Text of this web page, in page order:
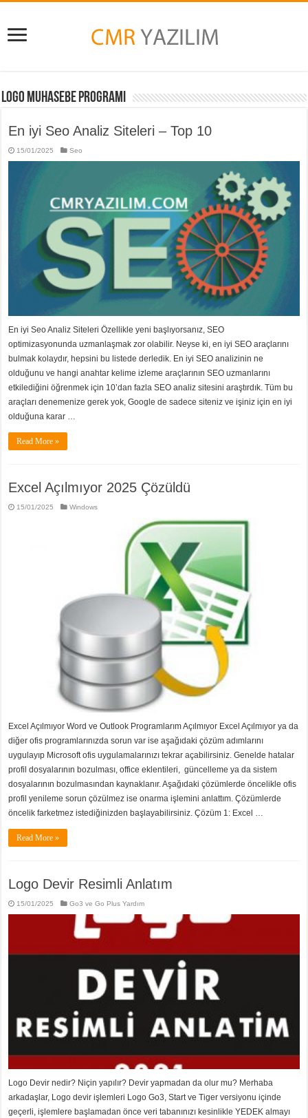
Logo Muhasebe Programı
En iyi Seo Analiz Siteleri – Top 10
15/01/2025 Seo
En iyi Seo Analiz Siteleri Özellikle yeni başlıyorsanız, SEO
optimizasyonunda uzmanlaşmak zor olabilir. Neyse ki, en iyi SEO araçlarını
bulmak kolaydır, hepsini bu listede derledik. En iyi SEO analizinin ne
olduğunu ve hangi anahtar kelime izleme araçlarının SEO uzmanlarını
etkilediğini öğrenmek için 10’dan fazla SEO analiz sitesini araştırdık. Tüm bu
araçları denemenize gerek yok, Google de sadece siteniz ve işiniz için en iyi
olduğuna karar …
Read More »
Excel Açılmıyor 2025 Çözüldü
15/01/2025 Windows
Excel Açılmıyor Word ve Outlook Programlarım Açılmıyor Excel Açılmıyor ya da
diğer ofis programlarınızda sorun var ise aşağıdaki çözüm adımlarını
uygulayıp Microsoft ofis uygulamalarınızı tekrar açabilirsiniz. Genelde hatalar
profil dosyalarının bozulması, office eklentileri, güncelleme ya da sistem
dosyalarının bozulmasından kaynaklanır. Aşağıdaki çözümlerde öncelikle ofis
profil yenileme sorun çözülmez ise onarma işlemini anlattım. Çözümlerde
öncelik farketmez istediğinizden başlayabilirsiniz. Çözüm 1: Excel …
Read More »
Logo Devir Resimli Anlatım
15/01/2025 Go3 ve Go Plus Yardım
Logo Devir nedir? Niçin yapılır? Devir yapmadan da olur mu? Merhaba
arkadaşlar, Logo devir işlemleri Logo Go3, Start ve Tiger versiyonu içinde
geçerli, işlemlere başlamadan önce veri tabanınızı kesinlikle YEDEK almayı